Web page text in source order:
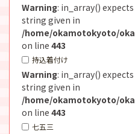
Warning: in_array()
string given in
/home/okamotokyoto/
on line 443
持込着付け
Warning: in_array()
string given in
/home/okamotokyoto/
on line 443
七五三